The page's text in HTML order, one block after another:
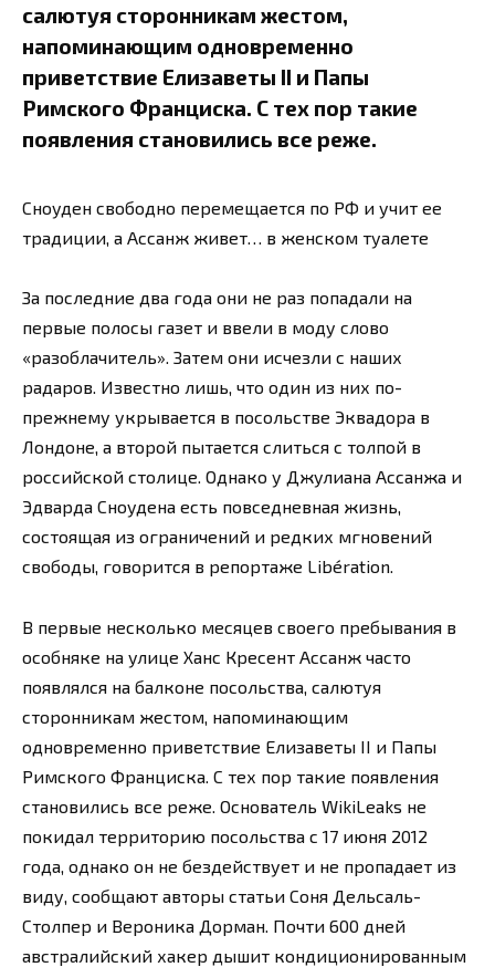
салютуя сторонникам жестом,
напоминающим одновременно
приветствие Елизаветы II и Папы
Римского Франциска. С тех пор такие
появления становились все реже.
Сноуден свободно перемещается по РФ и учит ее
традиции, а Ассанж живет… в женском туалете
За последние два года они не раз попадали на
первые полосы газет и ввели в моду слово
«разоблачитель». Затем они исчезли с наших
радаров. Известно лишь, что один из них по-
прежнему укрывается в посольстве Эквадора в
Лондоне, а второй пытается слиться с толпой в
российской столице. Однако у Джулиана Ассанжа и
Эдварда Сноудена есть повседневная жизнь,
состоящая из ограничений и редких мгновений
свободы, говорится в репортаже Libération.
В первые несколько месяцев своего пребывания в
особняке на улице Ханс Кресент Ассанж часто
появлялся на балконе посольства, салютуя
сторонникам жестом, напоминающим
одновременно приветствие Елизаветы II и Папы
Римского Франциска. С тех пор такие появления
становились все реже. Основатель WikiLeaks не
покидал территорию посольства с 17 июня 2012
года, однако он не бездействует и не пропадает из
виду, сообщают авторы статьи Соня Дельсаль-
Столпер и Вероника Дорман. Почти 600 дней
австралийский хакер дышит кондиционированным